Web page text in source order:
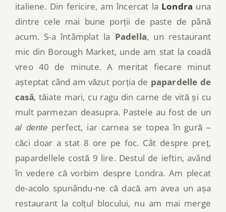
italiene. Din fericire, am încercat la Londra una
dintre cele mai bune porții de paste de până
acum. S-a întâmplat la Padella, un restaurant
mic din Borough Market, unde am stat la coadă
vreo 40 de minute. A meritat fiecare minut
așteptat când am văzut porția de papardelle de
casă, tăiate mari, cu ragu din carne de vită și cu
mult parmezan deasupra. Pastele au fost de un
al dente perfect, iar carnea se topea în gură –
căci doar a stat 8 ore pe foc. Cât despre preț,
papardellele costă 9 lire. Destul de ieftin, având
în vedere că vorbim despre Londra. Am plecat
de-acolo spunându-ne că dacă am avea un așa
restaurant la colțul blocului, nu am mai merge